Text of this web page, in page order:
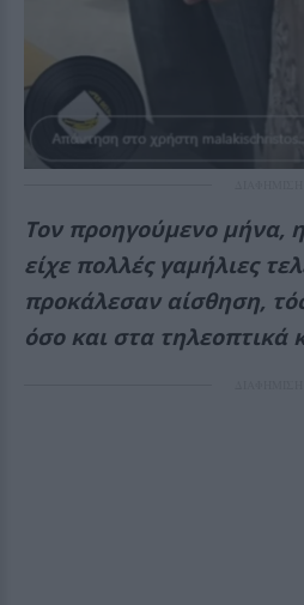
Τον προηγούμενο μήνα,
είχε πολλές γαμήλιες
προκάλεσαν αίσθηση,
όσο και στα τηλεοπτικά